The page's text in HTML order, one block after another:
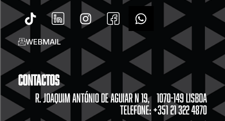
WEBMAIL
Contactos
R. JOAQUIM ANTÓNIO DE AGUIAR N 19, 1070-149 LISBOA
TELEFONE: +351 21 322 4870